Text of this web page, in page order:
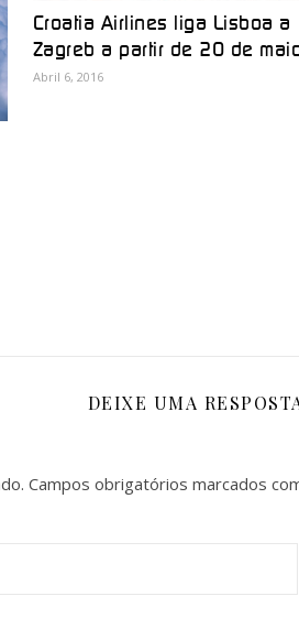
Croatia Airlines liga Lisboa a
Zagreb a partir de 20 de
Abril 6, 2016
DEIXE UMA
Campos obrigatórios marcados